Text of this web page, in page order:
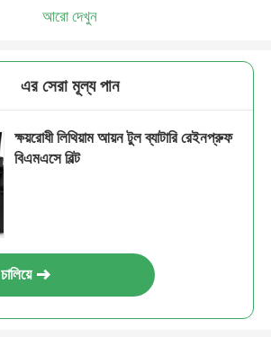
আরো দেখুন
এর সেরা মূল্য পান
ক্ষয়রোধী লিথিয়াম আয়ন টুল ব্যাটারি রেইনপ্রুফ
বিএমএসে বিল্ট
চালিয়ে